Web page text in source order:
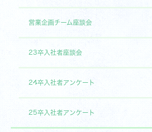
営業企画チーム座談会
23卒入社者座談会
24卒入社者アンケート
25卒入社者アンケート